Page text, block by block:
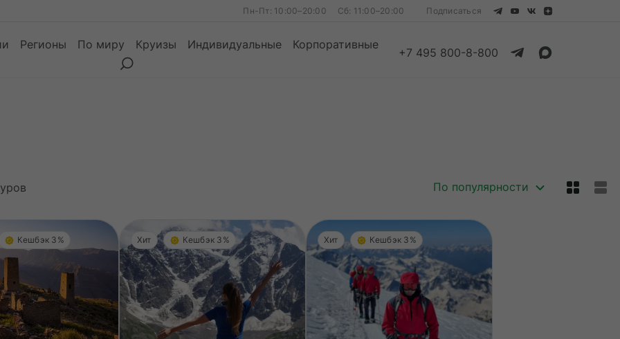
Пн-Пт: 10:00–20:00 Сб: 11:00–20:00 Подписаться
Регионы По миру Круизы Индивидуальные Корпоративные
+7 495 800-8-800
По популярности
Кешбэк 3% Хит Кешбэк 3% Хит Кешбэк 3%